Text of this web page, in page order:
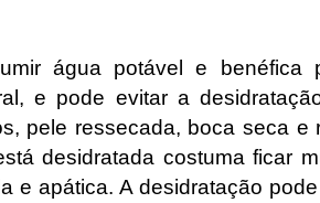
água potável e
e pode evitar a
pele ressecada, boca seca e
desidratada costuma ficar
e apática. A desidratação